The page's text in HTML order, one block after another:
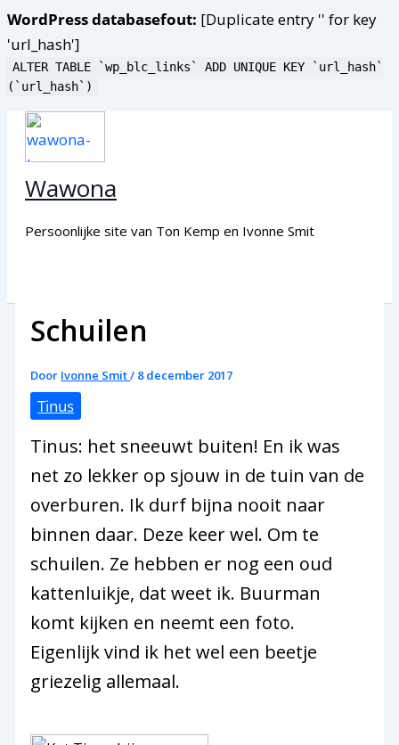
WordPress databasefout: [Duplicate entry '' for key
'url_hash']
ALTER TABLE `wp_blc_links` ADD UNIQUE KEY `url_hash`
(`url_hash`)
naar
inhoud
Wawona
Persoonlijke site van Ton Kemp en Ivonne Smit
Schuilen
Door Ivonne Smit/ 8 december 2017
Tinus
Tinus: het sneeuwt buiten! En ik was
net zo lekker op sjouw in de tuin van de
overburen. Ik durf bijna nooit naar
binnen daar. Deze keer wel. Om te
schuilen. Ze hebben er nog een oud
kattenluikje, dat weet ik. Buurman
komt kijken en neemt een foto.
Eigenlijk vind ik het wel een beetje
griezelig allemaal.